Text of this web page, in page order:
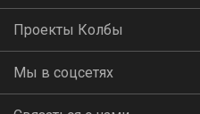
Проекты Колбы
Мы в соцсетях